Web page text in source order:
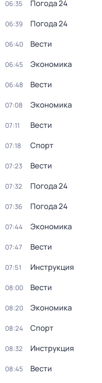
06:35 Погода 24
06:39 Погода 24
06:40 Вести
06:45 Экономика
06:48 Вести
07:08 Экономика
07:11 Вести
07:18 Спорт
07:23 Вести
07:32 Погода 24
07:36 Погода 24
07:44 Экономика
07:47 Вести
07:51 Инструкция
08:00 Вести
08:20 Экономика
08:24 Спорт
08:32 Инструкция
08:45 Вести